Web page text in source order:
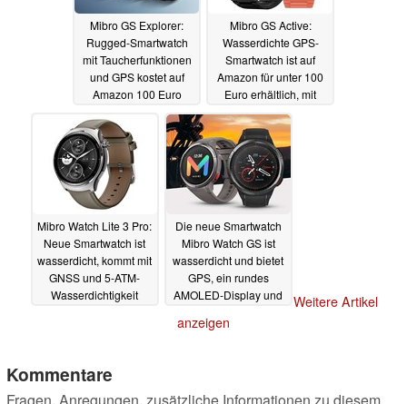
Mibro GS Explorer:
Rugged-Smartwatch
mit Taucherfunktionen
und GPS kostet auf
Amazon 100 Euro
Mibro GS Active:
Wasserdichte GPS-
Smartwatch ist auf
Amazon für unter 100
Euro erhältlich, mit
1.000-Nits-AMOLED
23.11.2024
Mibro Watch Lite 3 Pro:
Neue Smartwatch ist
wasserdicht, kommt mit
GNSS und 5-ATM-
Wasserdichtigkeit
Die neue Smartwatch
Mibro Watch GS ist
wasserdicht und bietet
GPS, ein rundes
AMOLED-Display und
Weitere Artikel
anzeigen
Kommentare